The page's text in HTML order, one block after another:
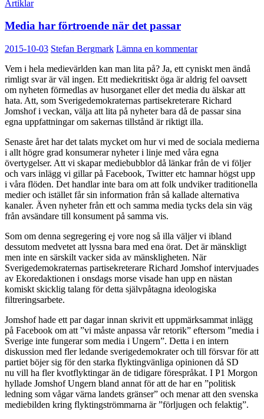
Artiklar
Media har förtroende när det passar
2015-10-03 Stefan Bergmark Lämna en kommentar
Vem i hela medievärlden kan man lita på? Ja, ett cyniskt men ändå
rimligt svar är väl ingen. Ett mediekritiskt öga är aldrig fel oavsett
om nyheten förmedlas av husorganet eller det media du älskar att
hata. Att, som Sverigedemokraternas partisekreterare Richard
Jomshof i veckan, välja att lita på nyheter bara då de passar sina
egna uppfattningar om sakernas tillstånd är riktigt illa.
Senaste året har det talats mycket om hur vi med de sociala medierna
i allt högre grad konsumerar nyheter i linje med våra egna
övertygelser. Att vi skapar mediebubblor då länkar från de vi följer
och vars inlägg vi gillar på Facebook, Twitter etc hamnar högst upp
i våra flöden. Det handlar inte bara om att folk undviker traditionella
medier och istället får sin information från så kallade alternativa
kanaler. Även nyheter från ett och samma media tycks dela sin väg
från avsändare till konsument på samma vis.
Som om denna segregering ej vore nog så illa väljer vi ibland
dessutom medvetet att lyssna bara med ena örat. Det är mänskligt
men inte en särskilt vacker sida av mänskligheten. När
Sverigedemokraternas partisekreterare Richard Jomshof intervjuades
av Ekoredaktionen i onsdags morse visade han upp en nästan
komiskt skicklig talang för detta självpåtagna ideologiska
filtreringsarbete.
Jomshof hade ett par dagar innan skrivit ett uppmärksammat inlägg
på Facebook om att ”vi måste anpassa vår retorik” eftersom ”media i
Sverige inte fungerar som media i Ungern”. Detta i en intern
diskussion med fler ledande sverigedemokrater och till försvar för att
partiet böjer sig för den starka flyktingvänliga opinionen då SD
nu vill ha fler kvotflyktingar än de tidigare förespråkat. I P1 Morgon
hyllade Jomshof Ungern bland annat för att de har en ”politisk
ledning som vågar värna landets gränser” och menar att den svenska
mediebilden kring flyktingströmmarna är ”förljugen och felaktig”.